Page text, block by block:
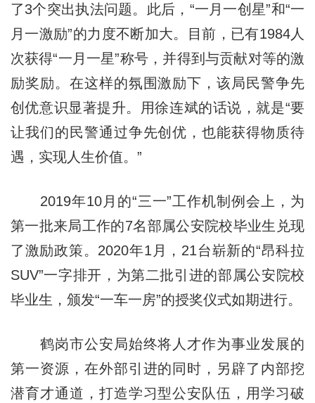
了3个突出执法问题。此后，“一月一创星”和“一
月一激励”的力度不断加大。目前，已有1984人
次获得“一月一星”称号，并得到与贡献对等的激
励奖励。在这样的氛围激励下，该局民警争先
创优意识显著提升。用徐连斌的话说，就是“要
让我们的民警通过争先创优，也能获得物质待
遇，实现人生价值。”
2019年10月的“三一”工作机制例会上，为
第一批来局工作的7名部属公安院校毕业生兑现
了激励政策。2020年1月，21台崭新的“昂科拉
SUV”一字排开，为第二批引进的部属公安院校
毕业生，颁发“一车一房”的授奖仪式如期进行。
鹤岗市公安局始终将人才作为事业发展的
第一资源，在外部引进的同时，另辟了内部挖
潜育才通道，打造学习型公安队伍，用学习破